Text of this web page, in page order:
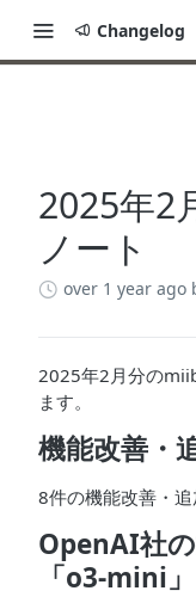
Changelog
2025年2
ノート
over 1 year ago
2025年2月分の
ます。
機能改善・
8件の機能改善・追
OpenAI社
「o3-mini